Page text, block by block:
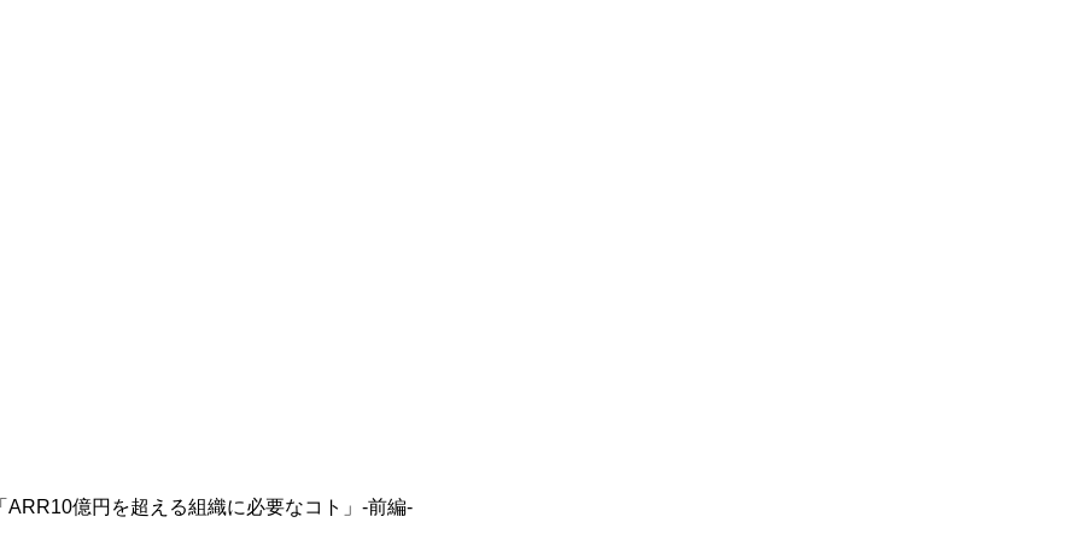
億円を超える組織に必要なコト」-前編-